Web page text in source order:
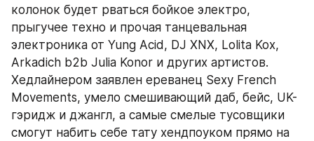
колонок будет рваться бойкое электро,
прыгучее техно и прочая танцевальная
электроника от Yung Acid, DJ XNX, Lolita Kox,
Arkadich b2b Julia Konor и других артистов.
Хедлайнером заявлен ереванец Sexy French
Movements, умело смешивающий даб, бейс, UK-
гэридж и джангл, а самые смелые тусовщики
смогут набить себе тату хендпоуком прямо на